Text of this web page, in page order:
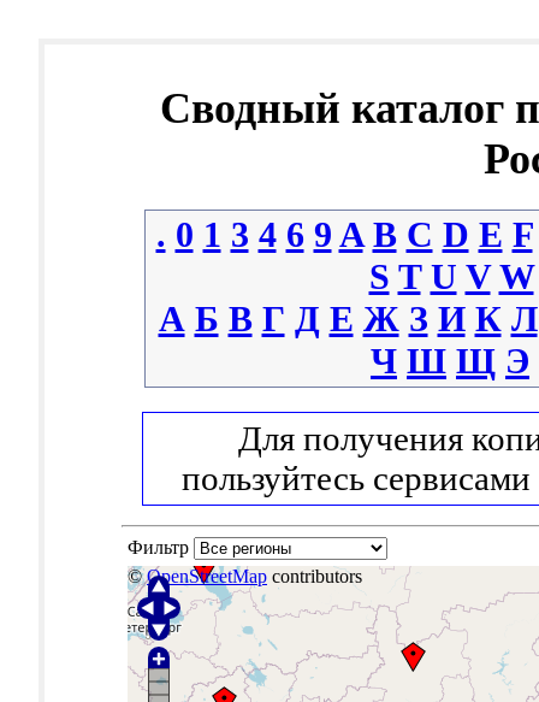
Сводный каталог
. 0 1 3 4 6 9 A B C D E F
S T U V W
А Б В Г Д Е Ж З И К Л
Ч Ш Щ Э
Для получения
пользуйтесь сервисами
Фильтр
©OpenStreetMap contributors